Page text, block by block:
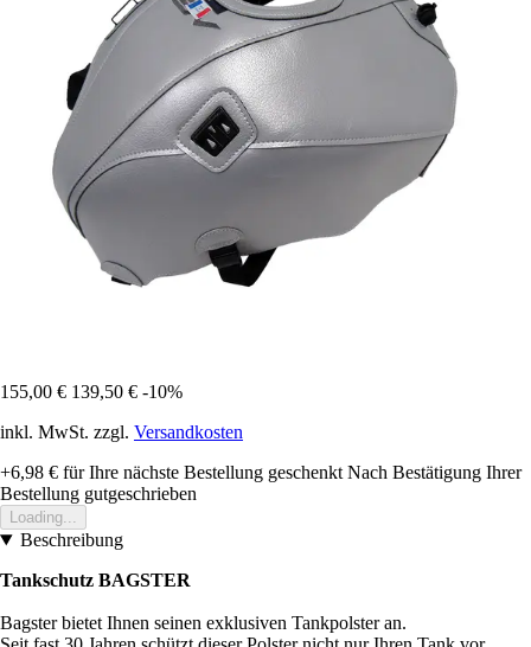
155,00 € 139,50 € -10%
inkl. MwSt. zzgl. Versandkosten
+6,98 € für Ihre nächste Bestellung geschenkt Nach Bestätigung Ihrer
Bestellung gutgeschrieben
Loading...
Beschreibung
Tankschutz BAGSTER
Bagster bietet Ihnen seinen exklusiven Tankpolster an.